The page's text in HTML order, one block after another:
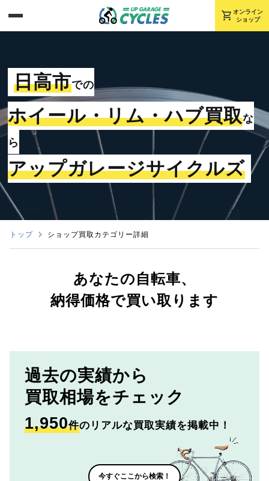
shopping_cart オンライン
ショップ
日高市での
ホイール・リム・ハブ買取な
ら
アップガレージサイクルズ
トップ ショップ買取カテゴリー詳細
あなたの自転車、
納得価格で買い取ります
過去の実績から
買取相場をチェック
1,950件のリアルな買取実績を掲載中！
今すぐここから検索！